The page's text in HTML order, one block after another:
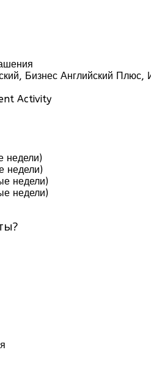
Бизнес Английский Плюс,
Activity
недели)
недели)
недели)
недели)